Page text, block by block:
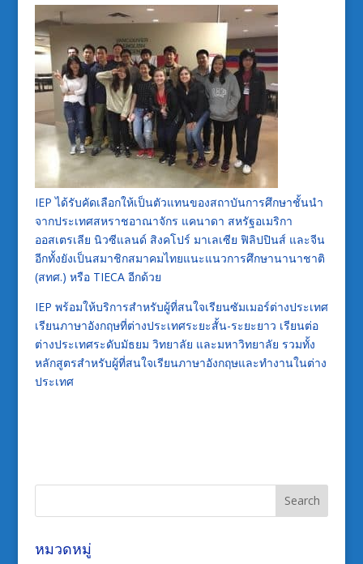
IEP ได้รับคัดเลือกให้เป็นตัวแทนของสถาบันการศึกษาชั้นนำ
จากประเทศสหราชอาณาจักร แคนาดา สหรัฐอเมริกา
ออสเตรเลีย นิวซีแลนด์ สิงคโปร์ มาเลเซีย ฟิลิปปินส์ และจีน
อีกทั้งยังเป็นสมาชิกสมาคมไทยแนะแนวการศึกษานานาชาติ
(สทศ.) หรือ TIECA อีกด้วย
IEP พร้อมให้บริการสำหรับผู้ที่สนใจเรียนซัมเมอร์ต่างประเทศ
เรียนภาษาอังกฤษที่ต่างประเทศระยะสั้น-ระยะยาว เรียนต่อ
ต่างประเทศระดับมัธยม วิทยาลัย และมหาวิทยาลัย รวมทั้ง
หลักสูตรสำหรับผู้ที่สนใจเรียนภาษาอังกฤษและทำงานในต่าง
ประเทศ
หมวดหมู่